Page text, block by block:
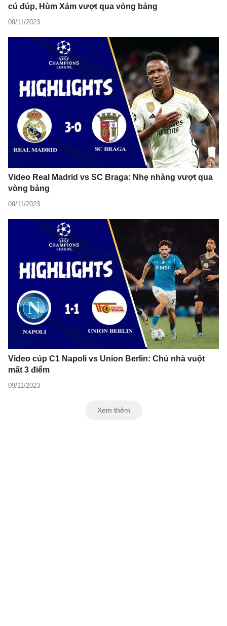
cú đúp, Hùm Xám vượt qua vòng bảng
09/11/2023
Video Real Madrid vs SC Braga: Nhẹ nhàng vượt qua
vòng bảng
09/11/2023
Video cúp C1 Napoli vs Union Berlin: Chủ nhà vuột
mất 3 điểm
09/11/2023
Xem thêm